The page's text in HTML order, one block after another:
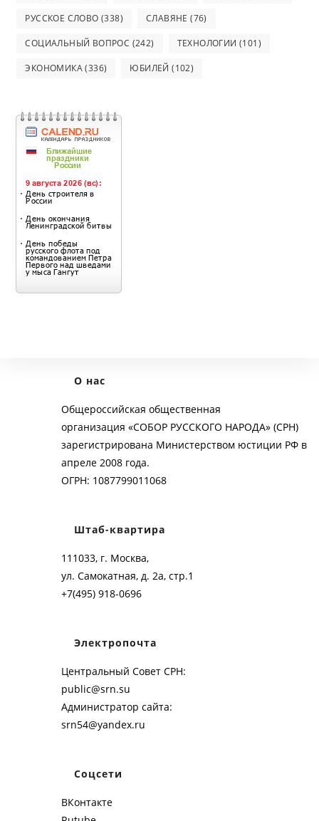
РУССКОЕ СЛОВО (338) СЛАВЯНЕ (76)
СОЦИАЛЬНЫЙ ВОПРОС (242) ТЕХНОЛОГИИ (101)
ЭКОНОМИКА(336) ЮБИЛЕЙ (102)
О нас
Общероссийская общественная
организация «СОБОР РУССКОГО НАРОДА» (СРН)
зарегистрирована Министерством юстиции РФ в
апреле 2008 года.
ОГРН: 1087799011068
Штаб-квартира
111033, г. Москва,
ул. Самокатная, д. 2а, стр.1
+7(495) 918-0696
Электропочта
Центральный Совет СРН:
public@srn.su
Администратор сайта:
srn54@yandex.ru
Соцсети
ВКонтакте